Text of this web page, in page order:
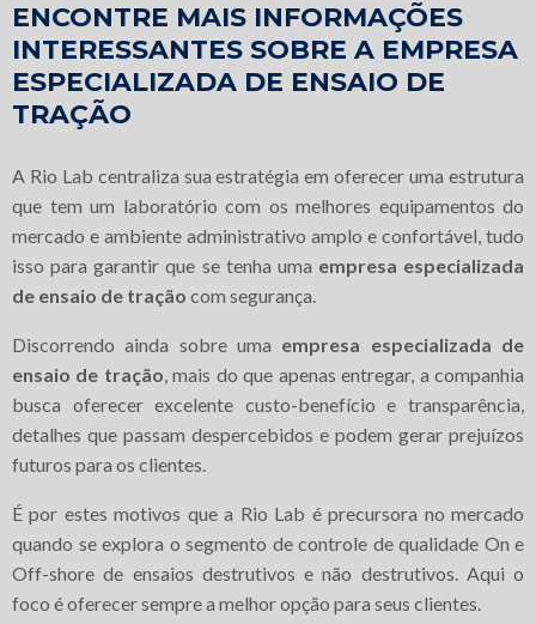
ENCONTRE MAIS INFORMAÇÕES
INTERESSANTES SOBRE A EMPRESA
ESPECIALIZADA DE ENSAIO DE
TRAÇÃO
A Rio Lab centraliza sua estratégia em oferecer uma estrutura
que tem um laboratório com os melhores equipamentos do
mercado e ambiente administrativo amplo e confortável, tudo
isso para garantir que se tenha uma empresa especializada
de ensaio de tração com segurança.
Discorrendo ainda sobre uma empresa especializada de
ensaio de tração, mais do que apenas entregar, a companhia
busca oferecer excelente custo-benefício e transparência,
detalhes que passam despercebidos e podem gerar prejuízos
futuros para os clientes.
É por estes motivos que a Rio Lab é precursora no mercado
quando se explora o segmento de controle de qualidade On e
Off-shore de ensaios destrutivos e não destrutivos. Aqui o
foco é oferecer sempre a melhor opção para seus clientes.